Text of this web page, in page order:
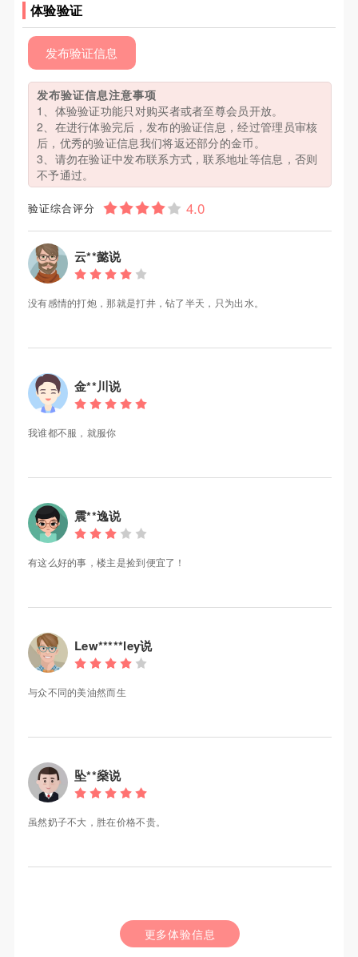
体验验证
发布验证信息
发布验证信息注意事项
1、体验验证功能只对购买者或者至尊会员开放。
2、在进行体验完后，发布的验证信息，经过管理员审核
后，优秀的验证信息我们将返还部分的金币。
3、请勿在验证中发布联系方式，联系地址等信息，否则
不予通过。
验证综合评分
云**懿说
没有感情的打炮，那就是打井，钻了半天，只为出水。
金**川说
我谁都不服，就服你
震**逸说
有这么好的事，楼主是捡到便宜了！
Lew*****ley说
与众不同的美油然而生
坠**燊说
虽然奶子不大，胜在价格不贵。
更多体验信息